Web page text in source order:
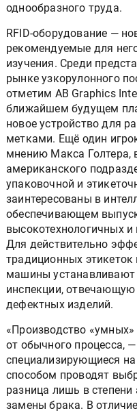
однообразного труда.
RFID-оборудование —
рекомендуемые для
изучения. Среди
рынке узкорулонного
отметим AB Graphics
ближайшем будущем
новое устройство для
метками. Ещё один
мнению Макса Голтера,
американского
упаковочной и
заинтересованы в
обеспечивающем
высокотехнологичных
Для действительно
традиционных
машины
инспекции, отвечающую
дефектных изделий.
«Производство
от обычного процесса,
специализирующиеся
способом проводят
разница лишь в
замены брака. В